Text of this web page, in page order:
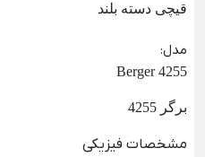
قیچی دسته بلند
مدل:
Berger 4255
برگر 4255
مشخصات فیزیکی